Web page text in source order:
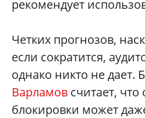
рекомендует
Четких прогнозов,
если сократится,
однако никто не дает.
Варламов считает, что
блокировки может